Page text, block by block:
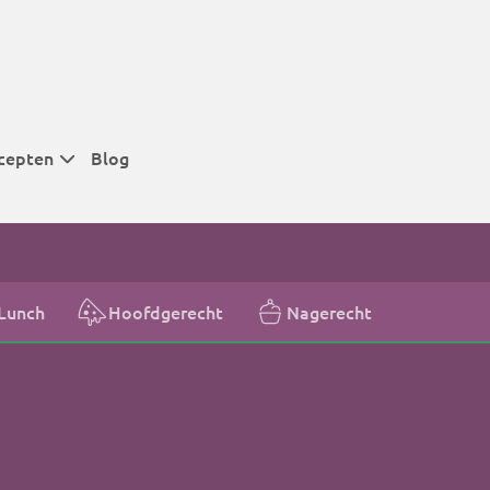
tijden
tijden
Blog
Hoofdgerecht Nagerecht